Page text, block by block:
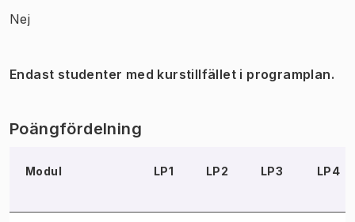
Nej
Endast studenter med kurstillfället i programplan.
Poängfördelning
Modul LP1 LP2 LP3 LP4